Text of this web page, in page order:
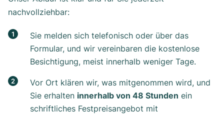
nachvollziehbar:
Sie melden sich telefonisch oder über das
Formular, und wir vereinbaren die kostenlose
Besichtigung, meist innerhalb weniger Tage.
Vor Ort klären wir, was mitgenommen wird, und
Sie erhalten innerhalb von 48 Stunden ein
schriftliches Festpreisangebot mit